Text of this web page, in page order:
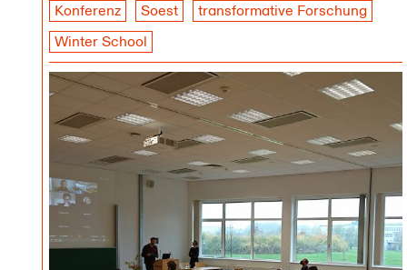
Konferenz Soest
transformative Forschung
Winter School